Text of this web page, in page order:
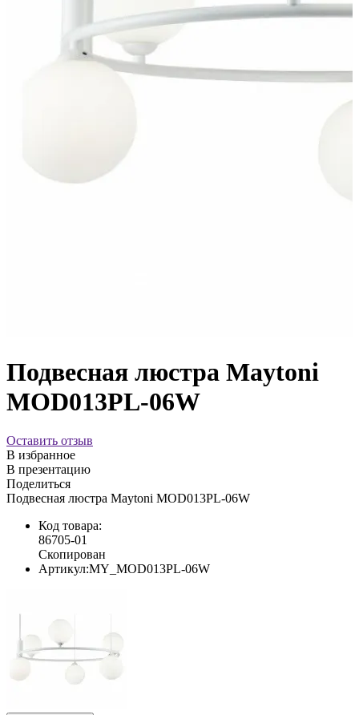
Подвесная люстра Maytoni
MOD013PL-06W
Оставить отзыв
В избранное
В презентацию
Поделиться
Подвесная люстра Maytoni MOD013PL-06W
Код товара:
86705-01
Скопирован
Артикул:MY_MOD013PL-06W